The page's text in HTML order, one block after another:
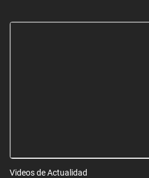
Videos de Actualidad